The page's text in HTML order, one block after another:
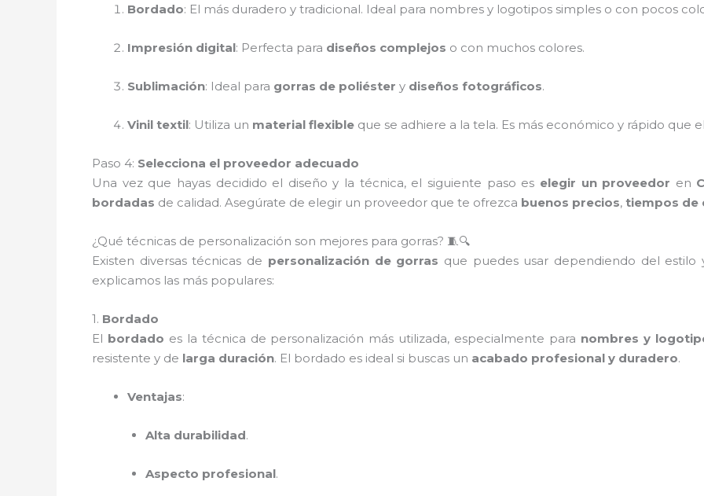
Bordado: El más duradero y tradicional. Ideal para nombres y logotipos simples o con pocos
Impresión digital: Perfecta para diseños complejos o con muchos colores.
Sublimación: Ideal para gorras de poliéster y diseños fotográficos.
Vinil textil: Utiliza un material flexible que se adhiere a la tela. Es más económico y rápido que
Paso 4: Selecciona el proveedor adecuado
Una vez que hayas decidido el diseño y la técnica, el siguiente paso es elegir un proveedor en
bordadas de calidad. Asegúrate de elegir un proveedor que te ofrezca buenos precios, tiempos de
¿Qué técnicas de personalización son mejores para gorras? 🧵🔍
Existen diversas técnicas de personalización de gorras que puedes usar dependiendo del estilo
explicamos las más populares:
1. Bordado
El bordado es la técnica de personalización más utilizada, especialmente para nombres y
resistente y de larga duración. El bordado es ideal si buscas un acabado profesional y duradero.
Ventajas:
Alta durabilidad.
Aspecto profesional.